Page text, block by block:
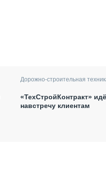
Дорожно-строительная
«ТехСтройКонтракт»
навстречу клиентам